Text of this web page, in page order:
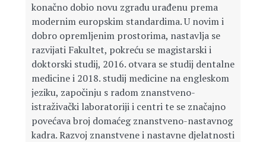
konačno dobio novu zgradu urađenu prema
modernim europskim standardima. U novim i
dobro opremljenim prostorima, nastavlja se
razvijati Fakultet, pokreću se magistarski i
doktorski studij, 2016. otvara se studij dentalne
medicine i 2018. studij medicine na engleskom
jeziku, započinju s radom znanstveno-
istraživački laboratoriji i centri te se značajno
povećava broj domaćeg znanstveno-nastavnog
kadra. Razvoj znanstvene i nastavne djelatnosti